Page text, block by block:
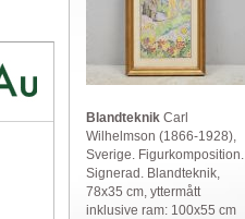
BlandteknikCarl
Wilhelmson (1866-1928),
Sverige. Figurkomposition.
Signerad. Blandteknik,
78x35 cm, yttermått
inklusive ram: 100x55 cm